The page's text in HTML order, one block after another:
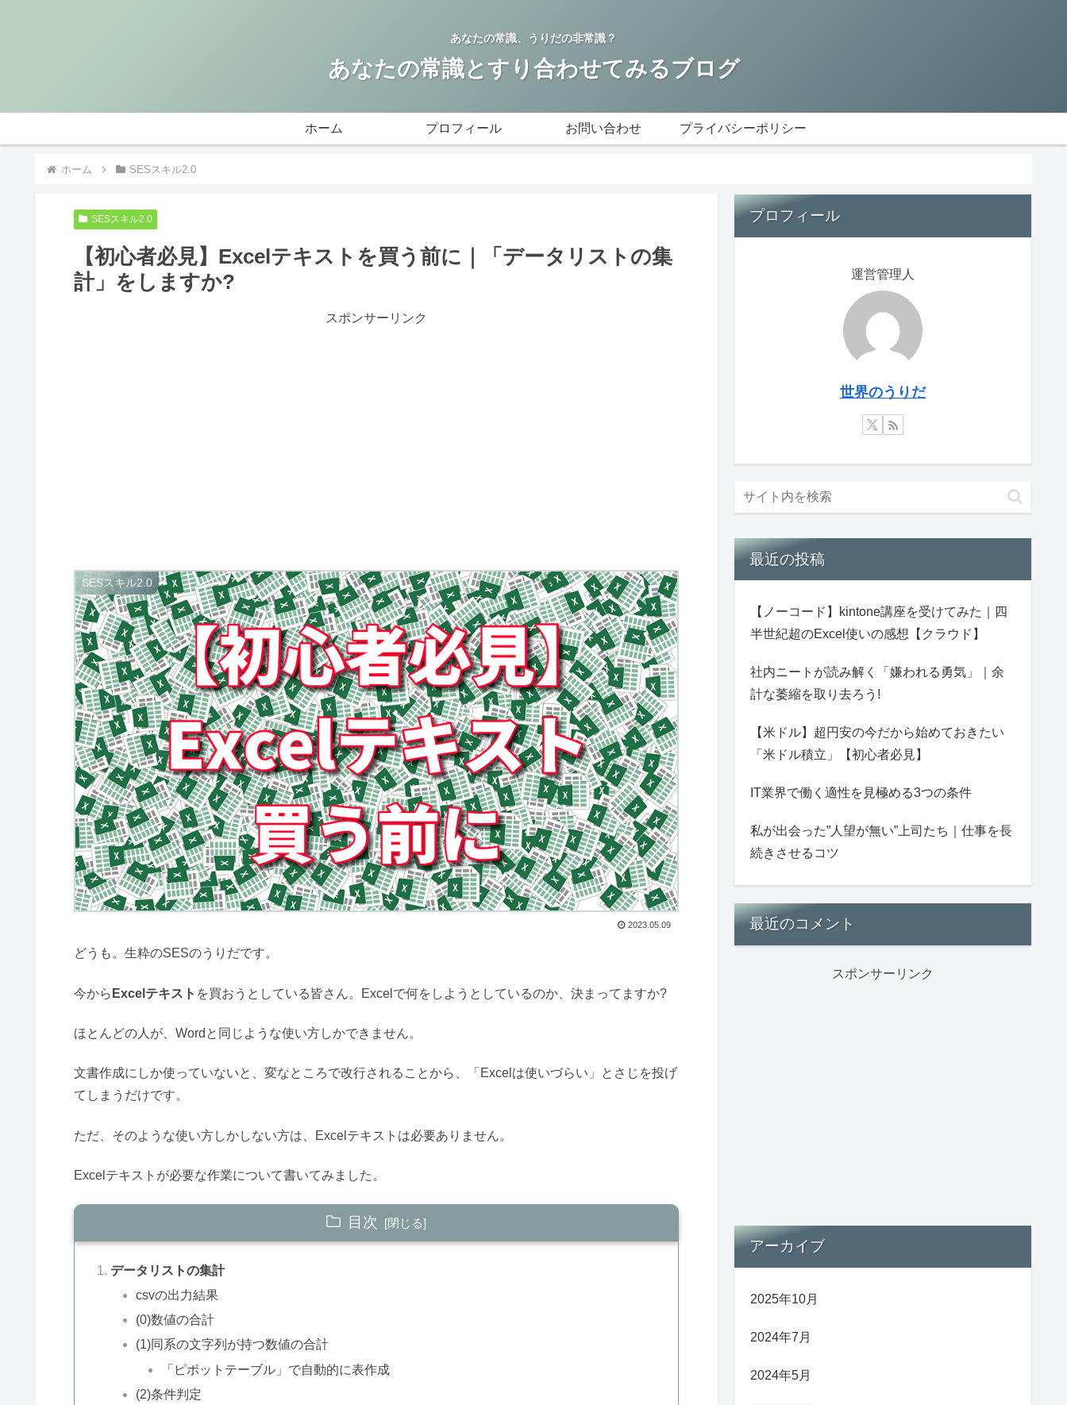
あなたの常識、うりだの非常識？
あなたの常識とすり合わせてみるブログ
ホーム プロフィール お問い合わせ プライバシーポリシー
ホーム SESスキル2.0
SESスキル2.0
【初心者必見】Excelテキストを買う前に｜「データリストの集
計」をしますか?
スポンサーリンク
SESスキル2.0
2023.05.09
どうも。生粋のSESのうりだです。
今から Excelテキスト を買おうとしている皆さん。Excelで何をしようとしているのか、決まってますか?
ほとんどの人が、Wordと同じような使い方しかできません。
文書作成にしか使っていないと、変なところで改行されることから、「Excelは使いづらい」とさじを投げ
てしまうだけです。
ただ、そのような使い方しかしない方は、Excelテキストは必要ありません。
Excelテキストが必要な作業について書いてみました。
目次
データリストの集計
csvの出力結果
(0)数値の合計
(1)同系の文字列が持つ数値の合計
「ピボットテーブル」で自動的に表作成
(2)条件判定
プロフィール
運営管理人
世界のうりだ
最近の投稿
【ノーコード】kintone講座を受けてみた｜四
半世紀超のExcel使いの感想【クラウド】
社内ニートが読み解く「嫌われる勇気」｜余
計な萎縮を取り去ろう!
【米ドル】超円安の今だから始めておきたい
「米ドル積立」【初心者必見】
IT業界で働く適性を見極める3つの条件
私が出会った”人望が無い”上司たち｜仕事を長
続きさせるコツ
最近のコメント
スポンサーリンク
アーカイブ
2025年10月
2024年7月
2024年5月